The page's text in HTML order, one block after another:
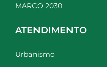
MARCO 2030
ATENDIMENTO
Urbanismo